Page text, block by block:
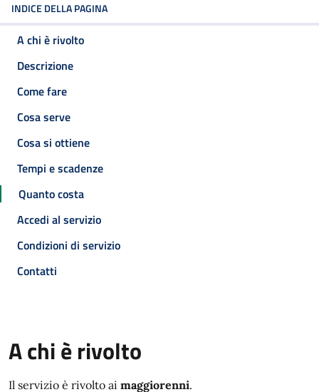
INDICE DELLA PAGINA
A chi è rivolto
Descrizione
Come fare
Cosa serve
Cosa si ottiene
Tempi e scadenze
Quanto costa
Accedi al servizio
Condizioni di servizio
Contatti
A chi è rivolto
Il servizio è rivolto ai maggiorenni.